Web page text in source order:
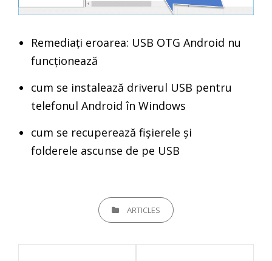
Remediați eroarea: USB OTG Android nu
funcționează
cum se instalează driverul USB pentru
telefonul Android în Windows
cum se recuperează fișierele și
folderele ascunse de pe USB
CATEGORIESARTICLES